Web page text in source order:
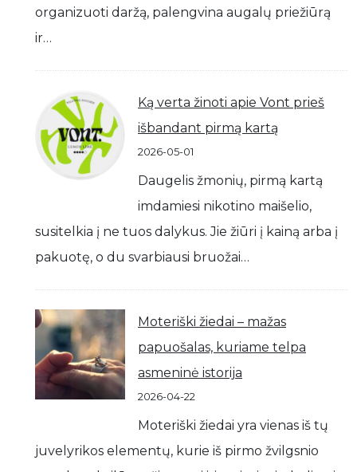
organizuoti daržą, palengvina augalų priežiūrą
ir…
Ką verta žinoti apie Vont prieš
išbandant pirmą kartą
2026-05-01
Daugelis žmonių, pirmą kartą
imdamiesi nikotino maišelio,
susitelkia į ne tuos dalykus. Jie žiūri į kainą arba į
pakuotę, o du svarbiausi bruožai…
Moteriški žiedai – mažas
papuošalas, kuriame telpa
asmeninė istorija
2026-04-22
Moteriški žiedai yra vienas iš tų
juvelyrikos elementų, kurie iš pirmo žvilgsnio